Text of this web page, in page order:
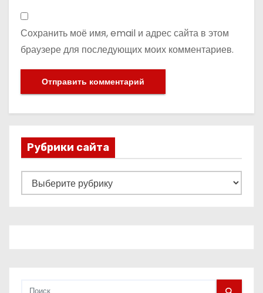
Сохранить моё имя, email и адрес сайта в этом
браузере для последующих моих комментариев.
Рубрики сайта
у